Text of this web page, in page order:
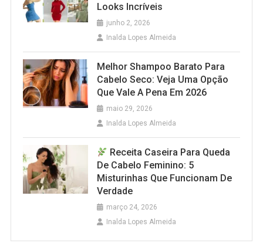
Looks Incríveis
junho 2, 2026
Inalda Lopes Almeida
Melhor Shampoo Barato Para
Cabelo Seco: Veja Uma Opção
Que Vale A Pena Em 2026
maio 29, 2026
Inalda Lopes Almeida
Receita Caseira Para Queda
De Cabelo Feminino: 5
Misturinhas Que Funcionam De
Verdade
março 24, 2026
Inalda Lopes Almeida